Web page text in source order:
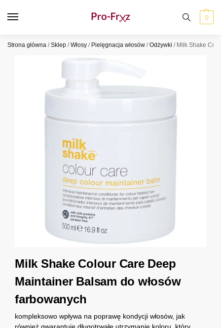
0
Strona główna /Sklep /Włosy / Pielęgnacja włosów /Odżywki / Milk Shake
Milk Shake Colour Care Deep
Maintainer Balsam do włosów
farbowanych
kompleksowo wpływa na poprawę kondycji włosów, jak
również gwarantuje długotrwałe utrzymanie koloru, który